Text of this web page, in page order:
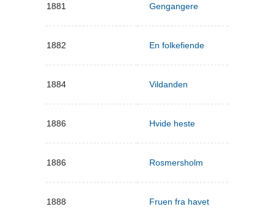
1881 Gengangere
1882 En folkefiende
1884 Vildanden
1886 Hvide heste
1886 Rosmersholm
1888 Fruen fra havet